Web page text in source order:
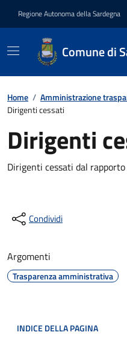
Regione Autonoma della Sardegna
Comune di
Home / Amministrazione
Dirigenti cessati
Dirigenti
Dirigenti cessati dal
Condividi
Argomenti
Trasparenza amministrativa
INDICE DELLA PAGINA